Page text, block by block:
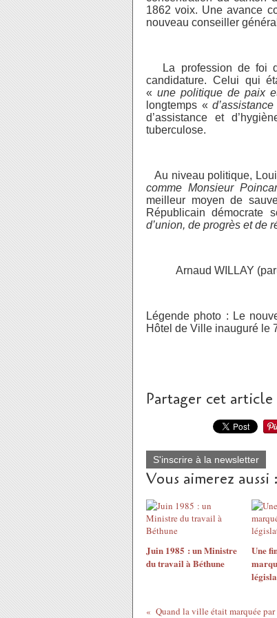
1862 voix. Une avance
nouveau conseiller
La profession de foi
candidature. Celui qui
« une politique de paix
longtemps «
d’assistance et
tuberculose.
Au niveau politique,
comme Monsieur
meilleur moyen de
Républicain démocrate
d’union, de progrès et de
Arnaud WILLAY
Légende photo : Le
Hôtel de Ville inauguré le
Partager cet article
S'inscrire à la newsletter
Vous aimerez aussi :
Juin 1985 : un Ministre
du travail à Béthune
Une